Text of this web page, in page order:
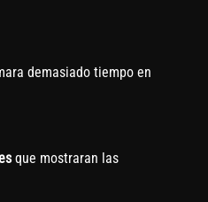
demasiado tiempo en
que mostraran las